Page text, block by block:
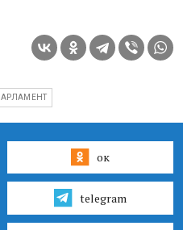
ок
telegram